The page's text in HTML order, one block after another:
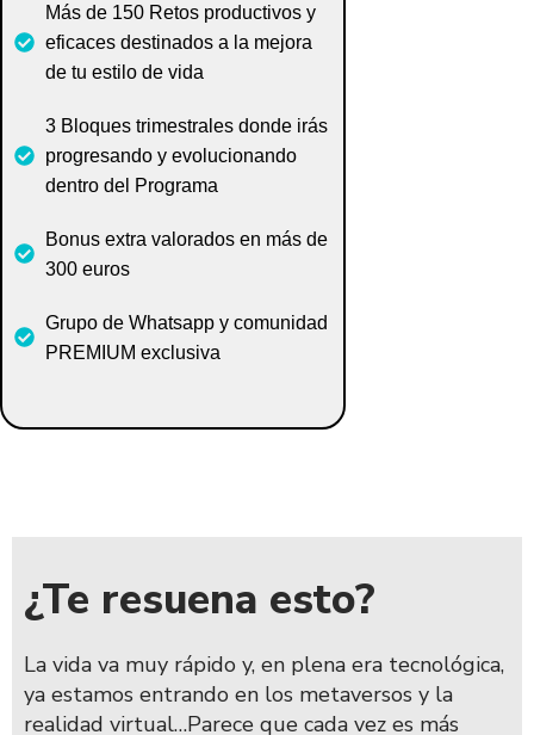
Más de 150 Retos productivos y
eficaces destinados a la mejora
de tu estilo de vida
3 Bloques trimestrales donde irás
progresando y evolucionando
dentro del Programa
Bonus extra valorados en más de
300 euros
Grupo de Whatsapp y comunidad
PREMIUM exclusiva
¿Te resuena esto?
La vida va muy rápido y, en plena era tecnológica,
ya estamos entrando en los metaversos y la
realidad virtual…Parece que cada vez es más